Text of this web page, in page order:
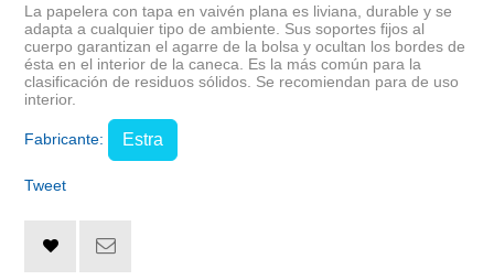
La papelera con tapa en vaivén plana es liviana, durable y se
adapta a cualquier tipo de ambiente. Sus soportes fijos al
cuerpo garantizan el agarre de la bolsa y ocultan los bordes de
ésta en el interior de la caneca. Es la más común para la
clasificación de residuos sólidos. Se recomiendan para de uso
interior.
Fabricante: Estra
Tweet